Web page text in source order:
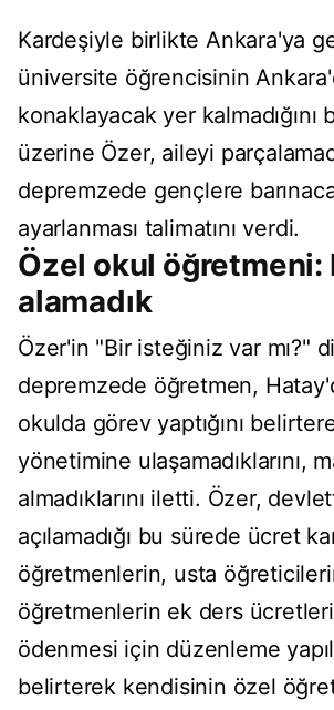
Kardeşiyle birlikte Ankara'ya
üniversite öğrencisinin
konaklayacak yer kalmadığını
üzerine Özer, aileyi
depremzede gençlere
ayarlanması talimatını verdi.
Özel okul öğretmeni:
alamadık
Özer'in "Bir isteğiniz var mı?"
depremzede öğretmen,
okulda görev yaptığını
yönetimine ulaşamadıklarını,
almadıklarını iletti. Özer,
açılamadığı bu sürede ücret
öğretmenlerin, usta
öğretmenlerin ek ders
ödenmesi için düzenleme
belirterek kendisinin özel